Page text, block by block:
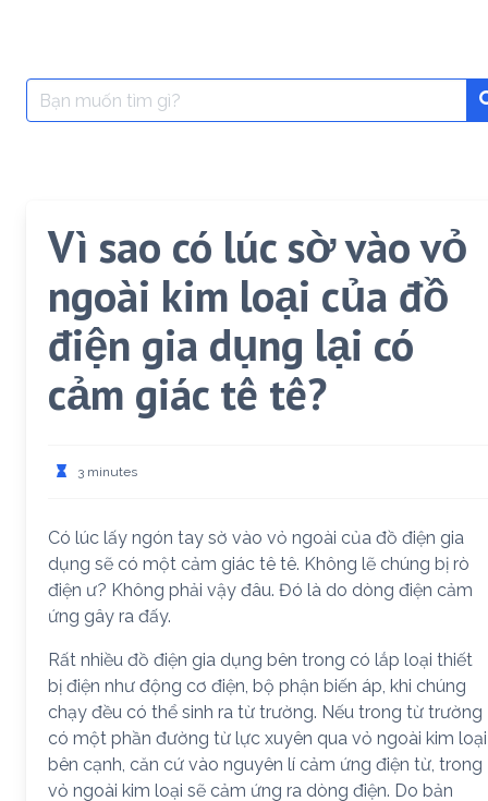
Search
for:
Vì sao có lúc sờ vào vỏ
ngoài kim loại của đồ
điện gia dụng lại có
cảm giác tê tê?
3 minutes
Có lúc lấy ngón tay sờ vào vỏ ngoài của đồ điện gia
dụng sẽ có một cảm giác tê tê. Không lẽ chúng bị rò
điện ư? Không phải vậy đâu. Đó là do dòng điện cảm
ứng gây ra đấy.
Rất nhiều đồ điện gia dụng bên trong có lắp loại thiết
bị điện như động cơ điện, bộ phận biến áp, khi chúng
chạy đều có thể sinh ra từ trường. Nếu trong từ trường
có một phần đường từ lực xuyên qua vỏ ngoài kim loại
bên cạnh, căn cứ vào nguyên lí cảm ứng điện từ, trong
vỏ ngoài kim loại sẽ cảm ứng ra dòng điện. Do bản